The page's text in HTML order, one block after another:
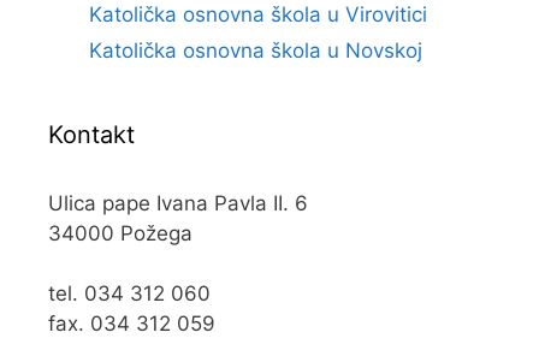
Katolička osnovna škola u Virovitici
Katolička osnovna škola u Novskoj
Kontakt
Ulica pape Ivana Pavla II. 6
34000 Požega
tel. 034 312 060
fax. 034 312 059